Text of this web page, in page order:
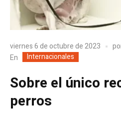
viernes 6 de octubre de 2023
En
Internacionales
Sobre el único
perros